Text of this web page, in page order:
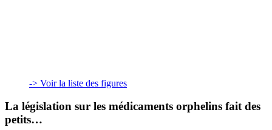
-> Voir la liste des figures
La législation sur les médicaments orphelins fait des
petits…